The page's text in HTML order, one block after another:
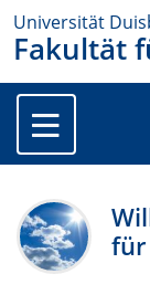
Universität
Fakultät
für